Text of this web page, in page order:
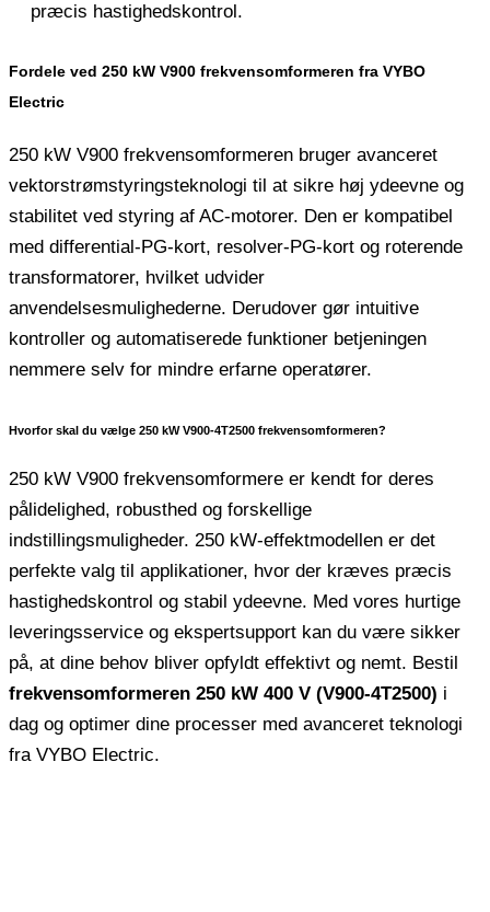
præcis hastighedskontrol.
Fordele ved 250 kW V900 frekvensomformeren fra VYBO
Electric
250 kW V900 frekvensomformeren bruger avanceret
vektorstrømstyringsteknologi til at sikre høj ydeevne og
stabilitet ved styring af AC-motorer. Den er kompatibel
med differential-PG-kort, resolver-PG-kort og roterende
transformatorer, hvilket udvider
anvendelsesmulighederne. Derudover gør intuitive
kontroller og automatiserede funktioner betjeningen
nemmere selv for mindre erfarne operatører.
Hvorfor skal du vælge 250 kW V900-4T2500 frekvensomformeren?
250 kW V900 frekvensomformere er kendt for deres
pålidelighed, robusthed og forskellige
indstillingsmuligheder. 250 kW-effektmodellen er det
perfekte valg til applikationer, hvor der kræves præcis
hastighedskontrol og stabil ydeevne. Med vores hurtige
leveringsservice og ekspertsupport kan du være sikker
på, at dine behov bliver opfyldt effektivt og nemt. Bestil
frekvensomformeren 250 kW 400 V (V900-4T2500) i
dag og optimer dine processer med avanceret teknologi
fra VYBO Electric.